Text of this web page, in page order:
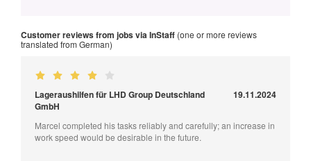
Customer reviews from jobs via InStaff (one or more reviews
translated from German)
Lageraushilfen für LHD Group Deutschland
GmbH
19.11.2024
Marcel completed his tasks reliably and carefully; an increase in
work speed would be desirable in the future.